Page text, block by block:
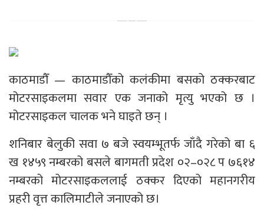
काठमाडौँ — काठमाडौँको कलंकीमा बसको ठक्करबाट
मोटरसाइकलमा सवार एक जनाको मृत्यु भएको छ ।
मोटरसाइकल चालक भने घाइते छन् ।
शनिबार बेलुकी सवा ७ बजे स्वयम्भूतर्फ जाँदै गरेको बा ६
ख १४५९ नम्बरको बसले बागमती प्रदेश ०२–०२८ प ७६१४
नम्बरको मोटरसाइकललाई ठक्कर दिएको महानगरीय
प्रहरी वृत्त कालिमाटीले जनाएको छ।